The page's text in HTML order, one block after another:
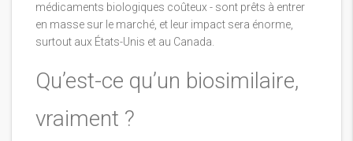
médicaments biologiques coûteux - sont prêts à entrer
en masse sur le marché, et leur impact sera énorme,
surtout aux États-Unis et au Canada.
Qu’est-ce qu’un biosimilaire,
vraiment ?